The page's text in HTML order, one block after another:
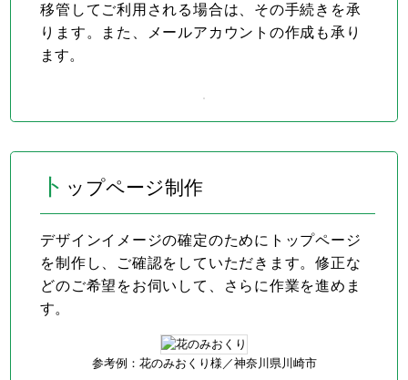
移管してご利用される場合は、その手続きを承
ります。また、メールアカウントの作成も承り
ます。
ト ップページ制作
デザインイメージの確定のためにトップページ
を制作し、ご確認をしていただきます。修正な
どのご希望をお伺いして、さらに作業を進めま
す。
参考例：花のみおくり様／神奈川県川崎市